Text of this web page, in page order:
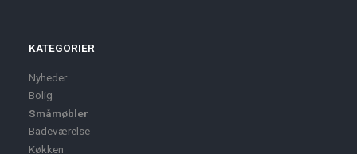
KATEGORIER
Nyheder
Bolig
Småmøbler
Badeværelse
Køkken